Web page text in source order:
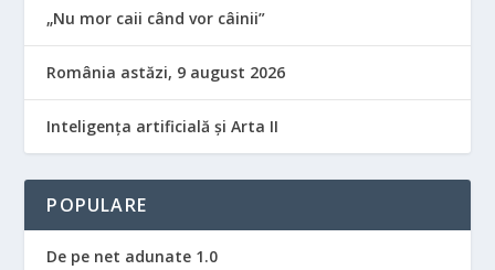
„Nu mor caii când vor câinii”
România astăzi, 9 august 2026
Inteligența artificială și Arta II
POPULARE
De pe net adunate 1.0